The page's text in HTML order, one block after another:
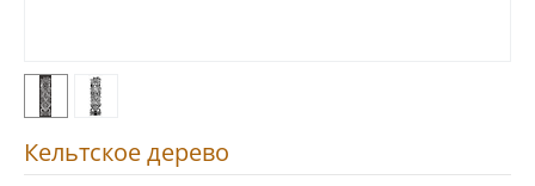
Кельтское дерево